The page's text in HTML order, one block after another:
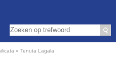
Tenuta Lagala